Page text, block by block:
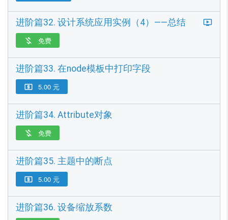
进阶篇32. 设计系统应用实例（4）——总结
 免费
进阶篇33. 在node模板中打印字段
 5.00 元
进阶篇34. Attribute对象
 免费
进阶篇35. 主题中的断点
 5.00 元
进阶篇36. 设备缩放系数